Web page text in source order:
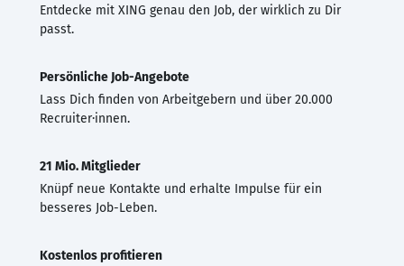
Entdecke mit XING genau den Job, der wirklich zu Dir
passt.
Persönliche Job-Angebote
Lass Dich finden von Arbeitgebern und über 20.000
Recruiter·innen.
21 Mio. Mitglieder
Knüpf neue Kontakte und erhalte Impulse für ein
besseres Job-Leben.
Kostenlos profitieren